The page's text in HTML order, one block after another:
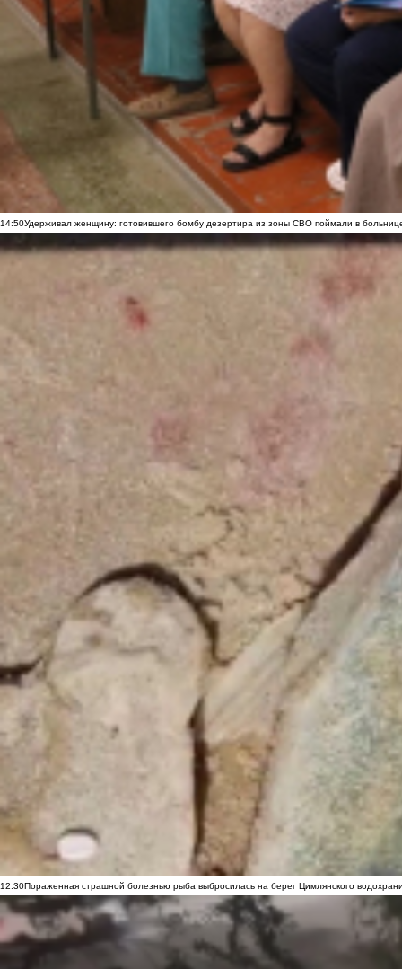
14:50Удерживал женщину: готовившего бомбу дезертира из зоны СВО поймали в
12:30Пораженная страшной болезнью рыба выбросилась на берег Цимлянского